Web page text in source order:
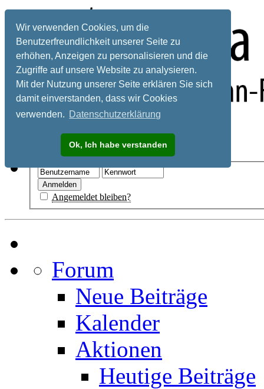
Wir verwenden Cookies, um die
Benutzerfreundlichkeit unserer Seite zu
erhöhen, Anzeigen zu personalisieren und die
Zugriffe auf unsere Website zu analysieren.
Mit der Nutzung unserer Seite erklären Sie sich
damit einverstanden, dass wir Cookies
verwenden. Datenschutzerklärung
Ok, Ich habe verstanden
Registrieren
Angemeldet bleiben?
Forum
Neue Beiträge
Kalender
Aktionen
Heutige Beiträge